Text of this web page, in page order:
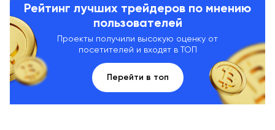
Рейтинг лучших трейдеров по мнению
пользователей
Проекты получили высокую оценку от
посетителей и входят в ТОП
Перейти в топ